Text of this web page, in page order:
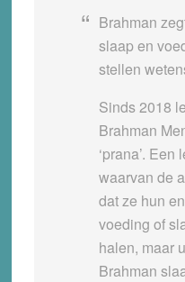
Brahman
slaap en
stellen
Sinds 2018
Brahman
‘prana’.
waarvan de
dat ze hun
voeding of
halen, maar
Brahman